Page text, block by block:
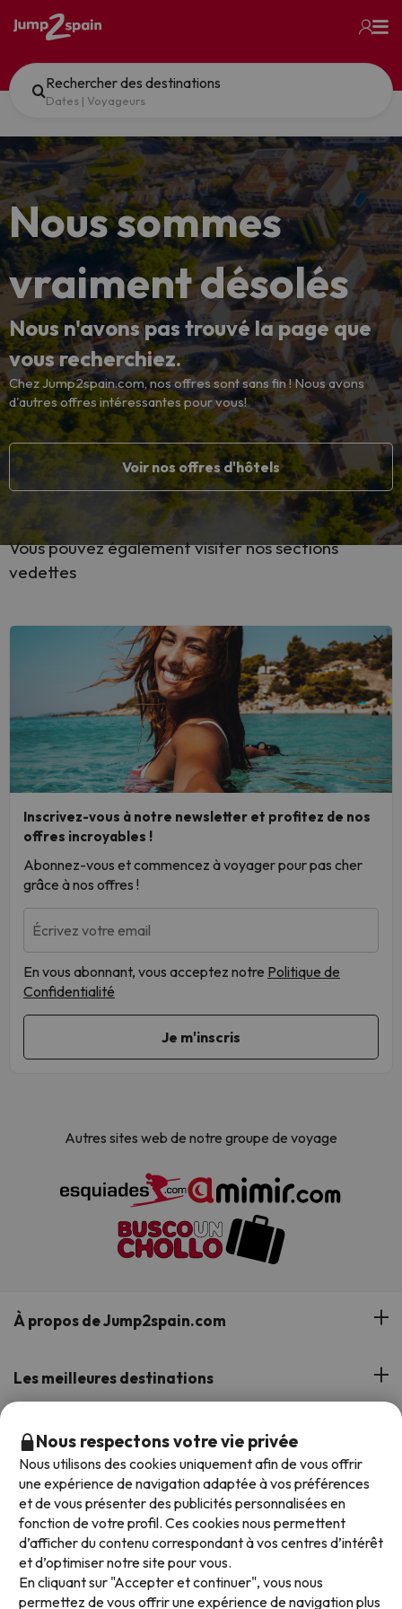
Rechercher des destinations
Dates | Voyageurs
Nous sommes
vraiment désolés
Nous n'avons pas trouvé la page que
vous recherchiez.
Chez Jump2spain.com, nos offres sont sans fin ! Nous avons
d'autres offres intéressantes pour vous!
Voir nos offres d'hôtels
Vous pouvez également visiter nos sections
vedettes
Inscrivez-vous à notre newsletter et profitez de nos
offres incroyables !
Abonnez-vous et commencez à voyager pour pas cher
grâce à nos offres !
Écrivez votre email
En vous abonnant, vous acceptez notre Politique de
Confidentialité
Autres sites web de notre groupe de voyage
À propos de Jump2spain.com
Avis des clients
Notre équipe
Notre groupe de voyage
Assistance pendant votre séjour
Les meilleures destinations
Hôtels à Costa Dorada
Hôtels en Catalogne
Hôtels en Andalousie
Top Formules de Voyage
Offres d'hôtels en demi-pension
Offres d'hôtels balnéaires
Offres d'hôtels sur les îles
Offres d'hôtels pour les familles
Réservez votre offre avec Jump2spain.com
Comment réserver sur Jump2spain.com
Faqs
Nous acceptons
Nous respectons votre vie privée
Nous utilisons des cookies uniquement afin de vous offrir
une expérience de navigation adaptée à vos préférences
et de vous présenter des publicités personnalisées en
fonction de votre profil. Ces cookies nous permettent
d’afficher du contenu correspondant à vos centres d’intérêt
et d’optimiser notre site pour vous.
En cliquant sur "Accepter et continuer", vous nous
permettez de vous offrir une expérience de navigation plus